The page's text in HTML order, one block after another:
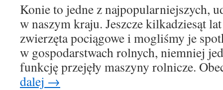
Konie to jedne z najpopularniejszych,
w naszym kraju. Jeszcze kilkadziesąt
zwierzęta pociągowe i mogliśmy je
w gospodarstwach rolnych, niemniej
funkcję przejęły maszyny rolnicze.
dalej →